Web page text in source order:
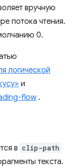
вручную
потока чтения.
0.
логической
и
flow.
в clip-path
текста.